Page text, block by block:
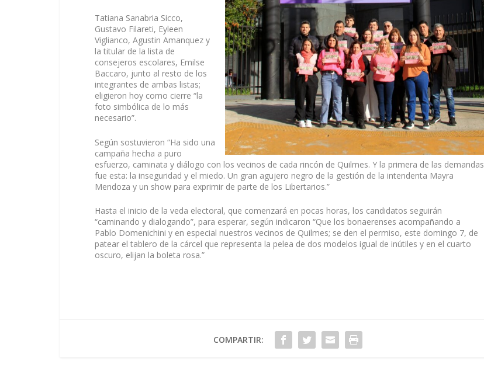
Tatiana Sanabria Sicco,
Gustavo Filareti, Eyleen
Viglianco, Agustin Amanquez y
la titular de la lista de
consejeros escolares, Emilse
Baccaro, junto al resto de los
integrantes de ambas listas;
eligieron hoy como cierre “la
foto simbólica de lo más
necesario”.
Según sostuvieron “Ha sido una
campaña hecha a puro
esfuerzo, caminata y diálogo con los vecinos de cada rincón de Quilmes. Y la primera de las demandas
fue esta: la inseguridad y el miedo. Un gran agujero negro de la gestión de la intendenta Mayra
Mendoza y un show para exprimir de parte de los Libertarios.”
Hasta el inicio de la veda electoral, que comenzará en pocas horas, los candidatos seguirán
“caminando y dialogando”, para esperar, según indicaron “Que los bonaerenses acompañando a
Pablo Domenichini y en especial nuestros vecinos de Quilmes; se den el permiso, este domingo 7, de
patear el tablero de la cárcel que representa la pelea de dos modelos igual de inútiles y en el cuarto
oscuro, elijan la boleta rosa.”
COMPARTIR: